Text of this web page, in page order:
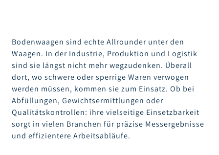
Bodenwaagen sind echte Allrounder unter den
Waagen. In der Industrie, Produktion und Logistik
sind sie längst nicht mehr wegzudenken. Überall
dort, wo schwere oder sperrige Waren verwogen
werden müssen, kommen sie zum Einsatz. Ob bei
Abfüllungen, Gewichtsermittlungen oder
Qualitätskontrollen: ihre vielseitige Einsetzbarkeit
sorgt in vielen Branchen für präzise Messergebnisse
und effizientere Arbeitsabläufe.